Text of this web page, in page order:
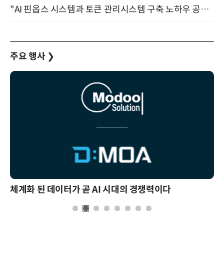
"AI 핀옵스 시스템과 토큰 관리시스템 구축 노하우 공개" 잠실 한국광고문화회관 2층 대회의실 (8/21)
주요 행사 ❯
체계화 된 데이터가 곧 AI 시대의 경쟁력이다